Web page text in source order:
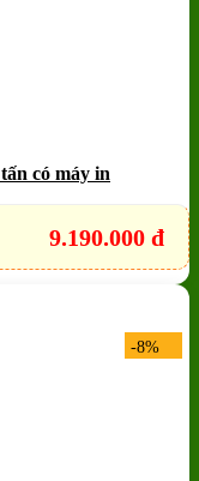
có máy in
9.190.000 đ
-8%